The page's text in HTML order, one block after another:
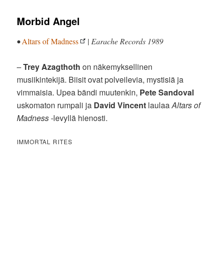
Morbid Angel
•Altars of Madness | Earache Records 1989
–Trey Azagthoth on näkemyksellinen
musiikintekijä. Biisit ovat polveilevia, mystisiä ja
vimmaisia. Upea bändi muutenkin, Pete Sandoval
uskomaton rumpali ja David Vincent laulaaAltars of
Madness-levyllä hienosti.
IMMORTAL RITES